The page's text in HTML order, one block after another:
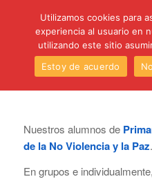
Nuestros alumnos de
de la No Violencia y la Paz.
En grupos e
Utilizamos cookies para
experiencia al usuario en
utilizando este sitio
Estoy de acuerdo
No